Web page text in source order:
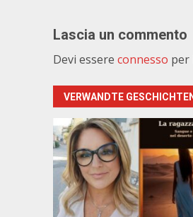
Lascia un commento
Devi essere connesso per
VERWANDTE GESCHICHTEN